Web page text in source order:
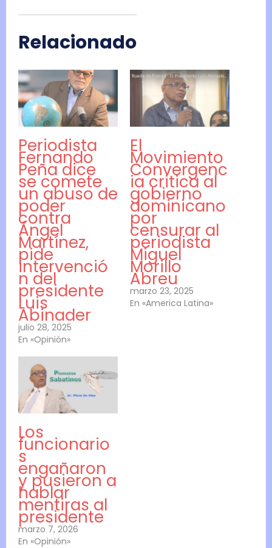
Relacionado
Periodista
Fernando
Peña dice
se comete
un abuso de
poder
contra
Ángel
Martínez,
pide
intervenció
n del
presidente
Luis
Abinader
julio 28, 2025
En «Opinión»
El
Movimiento
Convergenc
ia critica al
gobierno
dominicano
por
censurar al
periodista
Miguel
Morillo
Abreu
marzo 23, 2025
En «America Latina»
Los
funcionario
s
engañaron
y pusieron a
hablar
mentiras al
presidente
marzo 7, 2026
En «Opinión»